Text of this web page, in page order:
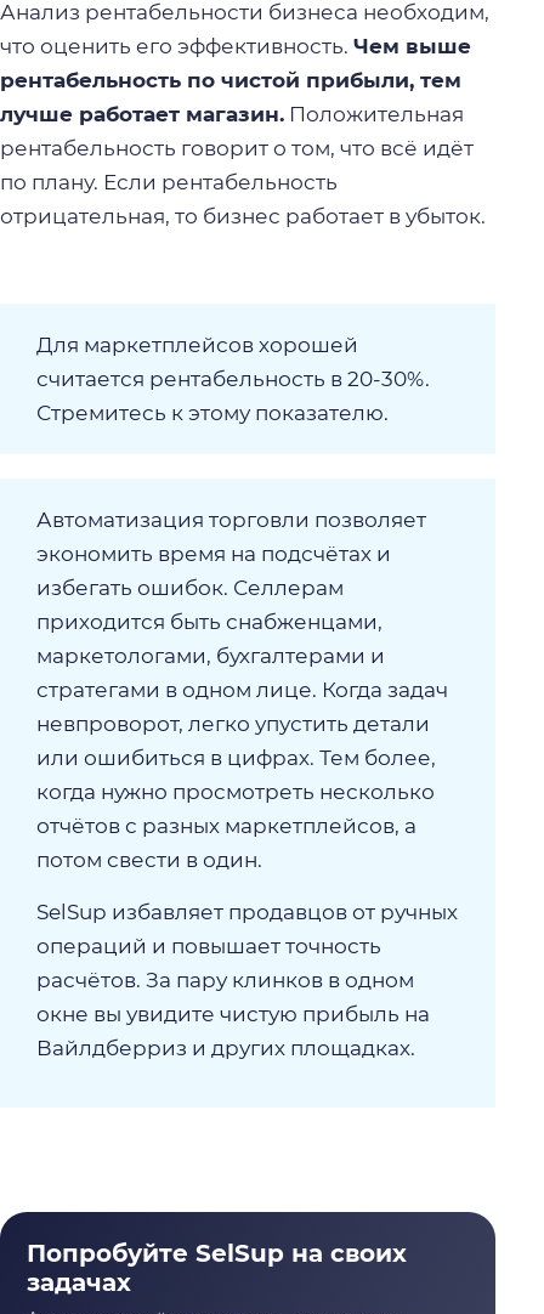
Анализ рентабельности бизнеса необходим,
что оценить его эффективность. Чем выше
рентабельность по чистой прибыли, тем
лучше работает магазин. Положительная
рентабельность говорит о том, что всё идёт
по плану. Если рентабельность
отрицательная, то бизнес работает в убыток.
Для маркетплейсов хорошей
считается рентабельность в 20-30%.
Стремитесь к этому показателю.
Автоматизация торговли позволяет
экономить время на подсчётах и
избегать ошибок. Селлерам
приходится быть снабженцами,
маркетологами, бухгалтерами и
стратегами в одном лице. Когда задач
невпроворот, легко упустить детали
или ошибиться в цифрах. Тем более,
когда нужно просмотреть несколько
отчётов с разных маркетплейсов, а
потом свести в один.
SelSup избавляет продавцов от ручных
операций и повышает точность
расчётов. За пару клинков в одном
окне вы увидите чистую прибыль на
Вайлдберриз и других площадках.